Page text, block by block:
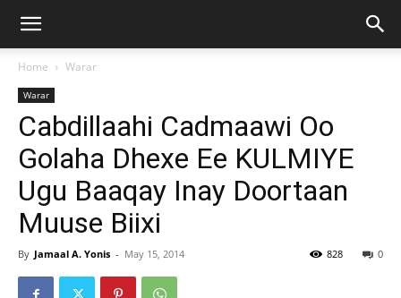
Home Warar
Warar
Cabdillaahi Cadmaawi Oo
Golaha Dhexe Ee KULMIYE
Ugu Baaqay Inay Doortaan
Muuse Biixi
By Jamaal A. Yonis - May 15, 2014 0
828